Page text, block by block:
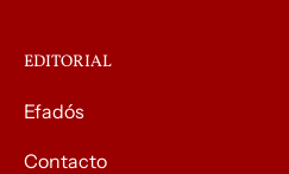
EDITORIAL
Efadós
Contacto